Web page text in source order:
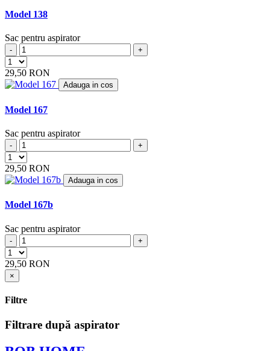
BOSCH
BRAVO (4)
BRINKMANN (2)
BUDGET (5)
BUGGY (1)
BVC
CAMERON (4)
CARLTON (2)
CASAMIX (5)
CASCADE (1)
CENCORP
CHALLENGE (1)
CHROMEX (26)
CHUNHUA
COLLO
COLUMBUS (11)
Model 138
Sac pentru aspirator
- +
29,50 RON
Adauga in cos
Model 167
Sac pentru aspirator
- +
29,50 RON
Adauga in cos
Model 167b
Sac pentru aspirator
- +
29,50 RON
×
Filtre
Filtrare după aspirator